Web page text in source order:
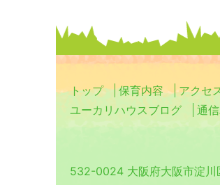
トップ 保育内容 アクセ
ユーカリハウスブログ
通
532-0024 大阪府大阪市淀